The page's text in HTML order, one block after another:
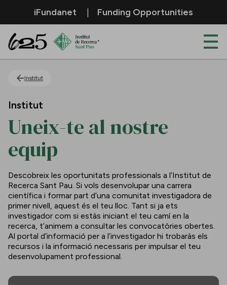
Salta al contingut principal
iFundanet Funding Opportunities
Institut
Institut
Uneix-te al nostre
equip
Descobreix les oportunitats professionals a l’Institut de
Recerca Sant Pau. Si vols desenvolupar una carrera
científica i formar part d’una comunitat investigadora de
primer nivell, aquest és el teu lloc. Tant si ja ets
investigador com si estàs iniciant el teu camí en la
recerca, t’animem a consultar les convocatòries obertes.
Al portal d’informació per a l’investigador hi trobaràs els
recursos i la informació necessaris per impulsar el teu
desenvolupament professional.